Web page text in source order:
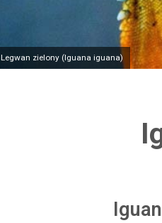
Legwan zielony (Iguana iguana)